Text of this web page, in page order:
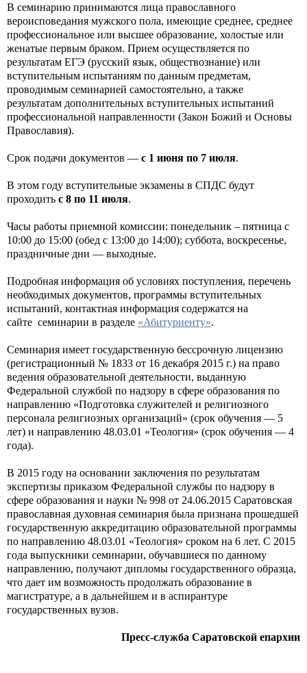
В семинарию принимаются лица православного
вероисповедания мужского пола, имеющие среднее, среднее
профессиональное или высшее образование, холостые или
женатые первым браком. Прием осуществляется по
результатам ЕГЭ (русский язык, обществознание) или
вступительным испытаниям по данным предметам,
проводимым семинарией самостоятельно, а также
результатам дополнительных вступительных испытаний
профессиональной направленности (Закон Божий и Основы
Православия).
Срок подачи документов — с 1 июня по 7 июля.
В этом году вступительные экзамены в СПДС будут
проходить с 8 по 11 июля.
Часы работы приемной комиссии: понедельник – пятница с
10:00 до 15:00 (обед с 13:00 до 14:00); суббота, воскресенье,
праздничные дни — выходные.
Подробная информация об условиях поступления, перечень
необходимых документов, программы вступительных
испытаний, контактная информация содержатся на
сайте семинарии в разделе «Абитуриенту».
Семинария имеет государственную бессрочную лицензию
(регистрационный № 1833 от 16 декабря 2015 г.) на право
ведения образовательной деятельности, выданную
Федеральной службой по надзору в сфере образования по
направлению «Подготовка служителей и религиозного
персонала религиозных организаций» (срок обучения — 5
лет) и направлению 48.03.01 «Теология» (срок обучения — 4
года).
В 2015 году на основании заключения по результатам
экспертизы приказом Федеральной службы по надзору в
сфере образования и науки № 998 от 24.06.2015 Саратовская
православная духовная семинария была признана прошедшей
государственную аккредитацию образовательной программы
по направлению 48.03.01 «Теология» сроком на 6 лет. С 2015
года выпускники семинарии, обучавшиеся по данному
направлению, получают дипломы государственного образца,
что дает им возможность продолжать образование в
магистратуре, а в дальнейшем и в аспирантуре
государственных вузов.
Пресс-служба Саратовской епархии